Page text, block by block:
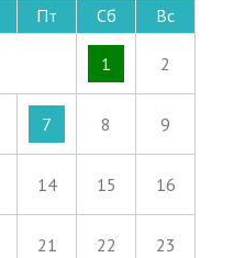
Пт Сб Вс
1 2
7 8 9
14 15 16
21 22 23